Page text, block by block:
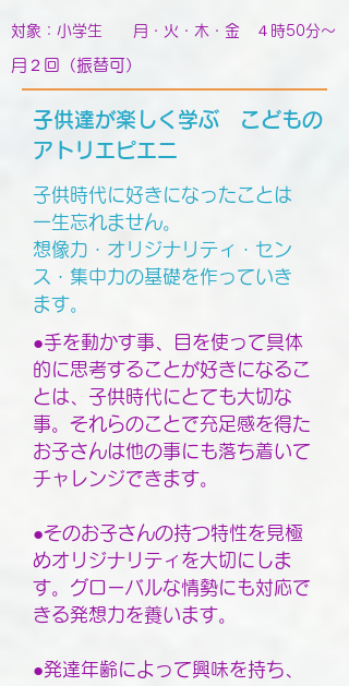
対象：小学生 月・火・木・金 ４時50分～
月２回（振替可）
子供達が楽しく学ぶ こどもの
アトリエピエニ
子供時代に好きになったことは
一生忘れません。
想像力・オリジナリティ・セン
ス・集中力の基礎を作っていき
ます。
●手を動かす事、目を使って具体
的に思考することが好きになるこ
とは、子供時代にとても大切な
事。それらのことで充足感を得た
お子さんは他の事にも落ち着いて
チャレンジできます。
●そのお子さんの持つ特性を見極
めオリジナリティを大切にしま
す。グローバルな情勢にも対応で
きる発想力を養います。
●発達年齢によって興味を持ち、